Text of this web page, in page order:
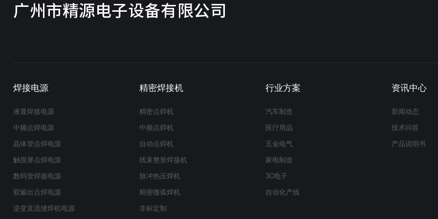
焊接电源
液显焊接电源
中频点焊电源
晶体管点焊电源
触摸屏点焊电源
数码管焊接电源
双输出点焊电源
逆变直流缝焊机电源
精密焊接机
精密点焊机
中频点焊机
自动点焊机
线束整形焊接机
脉冲热压焊机
精密微弧焊机
非标定制
行业方案
汽车制造
医疗用品
五金电气
家电制造
3C电子
自动化产线
资讯中心
新闻动态
技术问答
产品说明书